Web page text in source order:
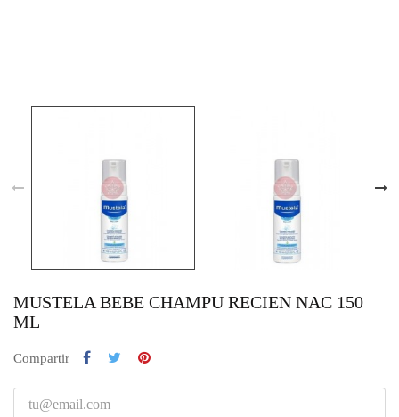
MUSTELA BEBE CHAMPU RECIEN NAC 150
ML
Compartir